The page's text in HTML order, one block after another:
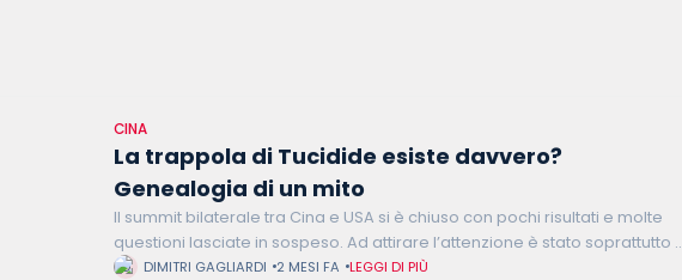
CINA
La trappola di Tucidide esiste davvero?
Genealogia di un mito
Il summit bilaterale tra Cina e USA si è chiuso con pochi risultati e molte
questioni lasciate in sospeso. Ad attirare l’attenzione è stato soprattutto il
riferimento di Xi Jinping
DIMITRI GAGLIARDI 2 MESI FA LEGGI DI PIÙ